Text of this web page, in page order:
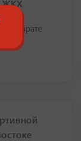
ЖКХ
возврате